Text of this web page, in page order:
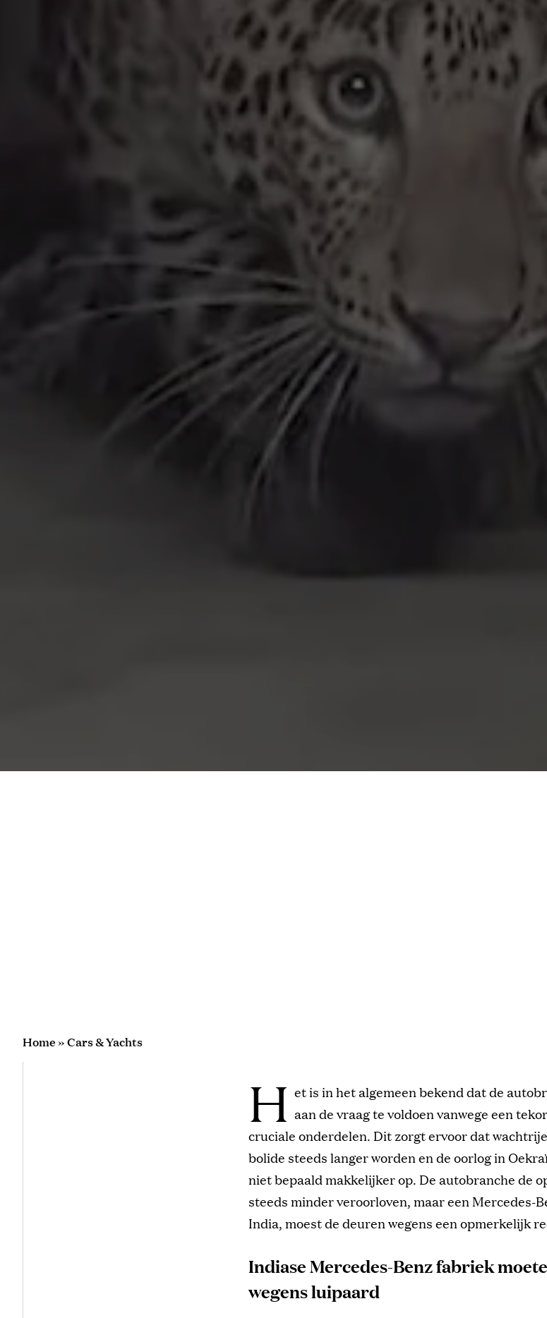
Home»Cars & Yachts
H et is in het algemeen bekend dat de
aan de vraag te voldoen vanwege een
cruciale onderdelen. Dit zorgt ervoor dat
bolide steeds langer worden en de oorlog in
niet bepaald makkelijker op. De autobranche de
steeds minder veroorloven, maar een Mercedes-
India, moest de deuren wegens een opmerkelijk
Indiase Mercedes-Benz fabriek
wegens luipaard